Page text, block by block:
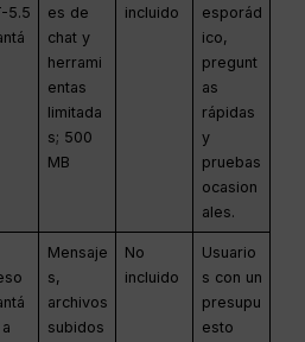
5.5
es de
chat y
herrami
entas
limitada
s; 500
MB
incluido
esporád
ico,
pregunt
as
rápidas
y
pruebas
ocasion
ales.
Mensaje
s,
archivos
subidos
No
incluido
Usuario
s con un
presupu
esto